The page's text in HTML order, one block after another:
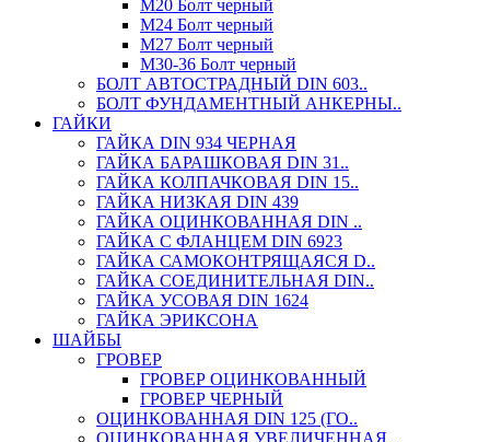
М20 Болт черный
М24 Болт черный
М27 Болт черный
М30-36 Болт черный
БОЛТ АВТОСТРАДНЫЙ DIN 603..
БОЛТ ФУНДАМЕНТНЫЙ АНКЕРНЫ..
ГАЙКИ
ГАЙКА DIN 934 ЧЕРНАЯ
ГАЙКА БАРАШКОВАЯ DIN 31..
ГАЙКА КОЛПАЧКОВАЯ DIN 15..
ГАЙКА НИЗКАЯ DIN 439
ГАЙКА ОЦИНКОВАННАЯ DIN ..
ГАЙКА С ФЛАНЦЕМ DIN 6923
ГАЙКА САМОКОНТРЯЩАЯСЯ D..
ГАЙКА СОЕДИНИТЕЛЬНАЯ DIN..
ГАЙКА УСОВАЯ DIN 1624
ГАЙКА ЭРИКСОНА
ШАЙБЫ
ГРОВЕР
ГРОВЕР ОЦИНКОВАННЫЙ
ГРОВЕР ЧЕРНЫЙ
ОЦИНКОВАННАЯ DIN 125 (ГО..
ОЦИНКОВАННАЯ УВЕЛИЧЕННАЯ ..